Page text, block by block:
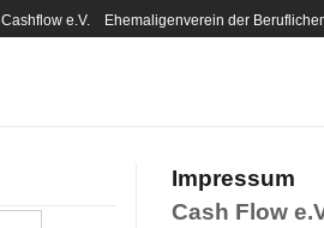
Cashflow e.V. Ehemaligenverein der
Impressum
Cash Flow